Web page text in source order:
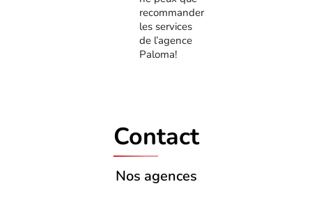
recommander
les services
de l’agence
Paloma!
Contact
Nos agences